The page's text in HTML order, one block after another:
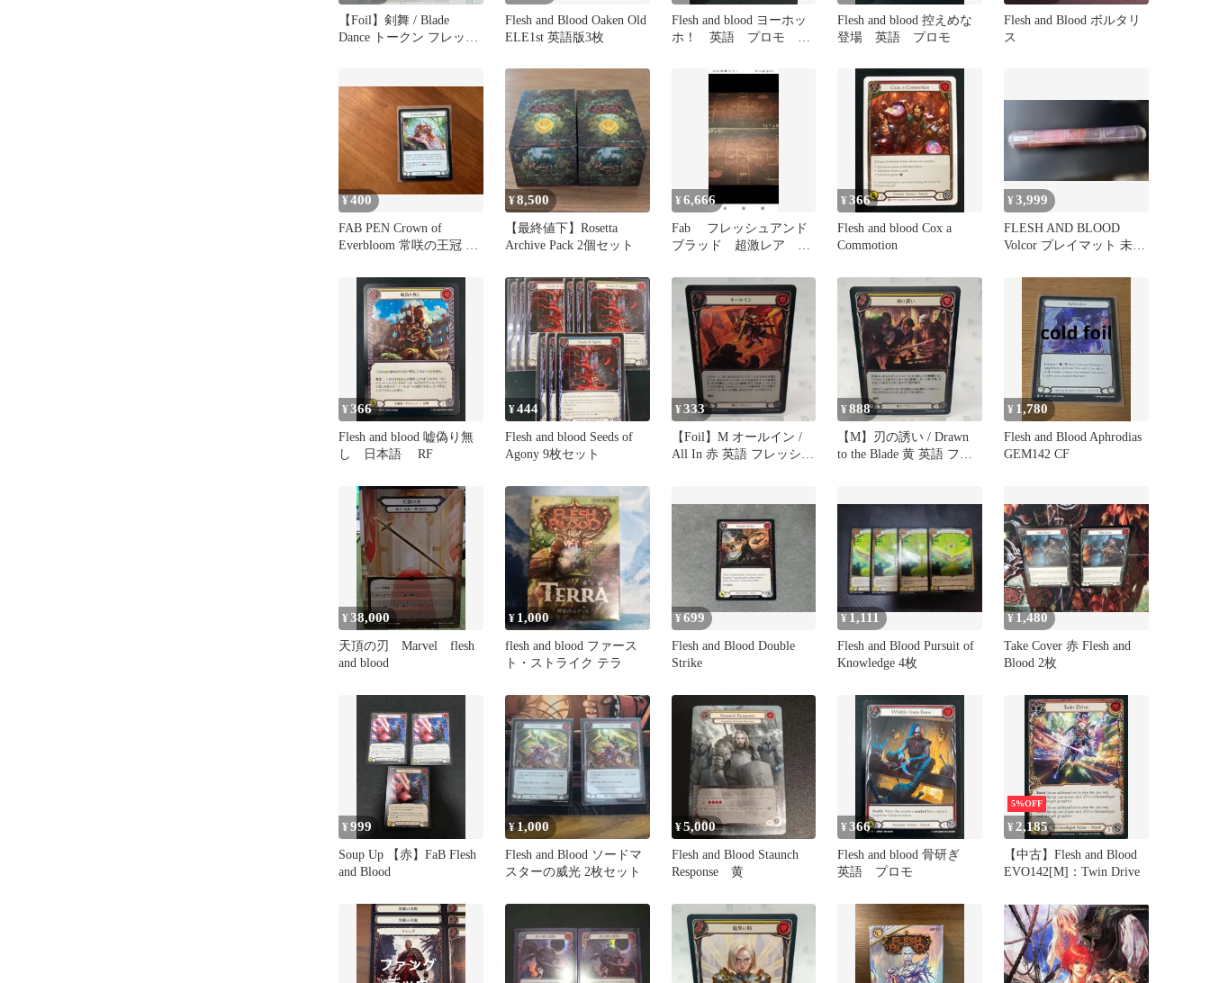
【Foil】剣舞 / Blade
Dance トークン フレッシ
and Blood Warrior MPW
FAB JP Marvel
Flesh and Blood Oaken Old
ELE1st 英語版3枚
Flesh and blood ヨーホッ
ホ！ 英語 プロモ 3
Flesh and blood 控えめな
登場 英語 プロモ
Flesh and Blood ボルタリ
ス
¥400
FAB PEN Crown of
Everbloom 常咲の王冠 NF
¥8,500
【最終値下】Rosetta
Archive Pack 2個セット
¥6,666
Fab フレッシュアンド
ブラッド 超激レア 2
¥366
Flesh and blood Cox a
Commotion
¥3,999
FLESH AND BLOOD
Volcor プレイマット 未開
¥366
Flesh and blood 嘘偽り無
し 日本語 RF
¥444
Flesh and blood Seeds of
Agony 9枚セット
¥333
【Foil】M オールイン /
All In 赤 英語 フレッシュ
Blood Warrior MPW FAB
¥888
【M】刃の誘い / Drawn
to the Blade 黄 英語 フレ
Flesh and Blood Warrior
MPW FAB JP
¥ 1,780
Flesh and Blood Aphrodias
GEM142 CF
¥38,000
天頂の刃 Marvel flesh
and blood
¥ 1,000
flesh and blood ファース
ト・ストライク テラ
¥699
Flesh and Blood Double
Strike
¥ 1,111
Flesh and Blood Pursuit of
Knowledge 4枚
¥ 1,480
Take Cover 赤 Flesh and
Blood 2枚
¥999
Soup Up 【赤】FaB Flesh
and Blood
¥1,000
Flesh and Blood ソードマ
スターの威光 2枚セット
¥5,000
Flesh and Blood Staunch
Response 黄
¥366
Flesh and blood 骨研ぎ
英語 プロモ
5%OFF
¥2,185
【中古】Flesh and Blood
EVO142[M]：Twin Drive